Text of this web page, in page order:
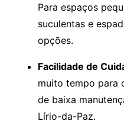
Para espaços
suculentas e
opções.
Facilidade de
muito tempo para
de baixa
Lírio-da-Paz.